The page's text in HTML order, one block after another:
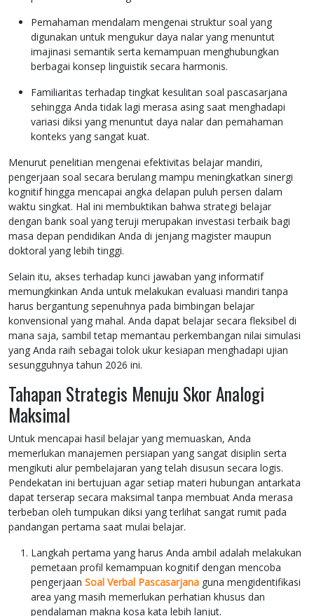
Pemahaman mendalam mengenai struktur soal yang
digunakan untuk mengukur daya nalar yang menuntut
imajinasi semantik serta kemampuan menghubungkan
berbagai konsep linguistik secara harmonis.
Familiaritas terhadap tingkat kesulitan soal pascasarjana
sehingga Anda tidak lagi merasa asing saat menghadapi
variasi diksi yang menuntut daya nalar dan pemahaman
konteks yang sangat kuat.
Menurut penelitian mengenai efektivitas belajar mandiri,
pengerjaan soal secara berulang mampu meningkatkan sinergi
kognitif hingga mencapai angka delapan puluh persen dalam
waktu singkat. Hal ini membuktikan bahwa strategi belajar
dengan bank soal yang teruji merupakan investasi terbaik bagi
masa depan pendidikan Anda di jenjang magister maupun
doktoral yang lebih tinggi.
Selain itu, akses terhadap kunci jawaban yang informatif
memungkinkan Anda untuk melakukan evaluasi mandiri tanpa
harus bergantung sepenuhnya pada bimbingan belajar
konvensional yang mahal. Anda dapat belajar secara fleksibel di
mana saja, sambil tetap memantau perkembangan nilai simulasi
yang Anda raih sebagai tolok ukur kesiapan menghadapi ujian
sesungguhnya tahun 2026 ini.
Tahapan Strategis Menuju Skor Analogi
Maksimal
Untuk mencapai hasil belajar yang memuaskan, Anda
memerlukan manajemen persiapan yang sangat disiplin serta
mengikuti alur pembelajaran yang telah disusun secara logis.
Pendekatan ini bertujuan agar setiap materi hubungan antarkata
dapat terserap secara maksimal tanpa membuat Anda merasa
terbeban oleh tumpukan diksi yang terlihat sangat rumit pada
pandangan pertama saat mulai belajar.
Langkah pertama yang harus Anda ambil adalah melakukan
pemetaan profil kemampuan kognitif dengan mencoba
pengerjaan Soal Verbal Pascasarjana guna mengidentifikasi
area yang masih memerlukan perhatian khusus dan
pendalaman makna kosa kata lebih lanjut.